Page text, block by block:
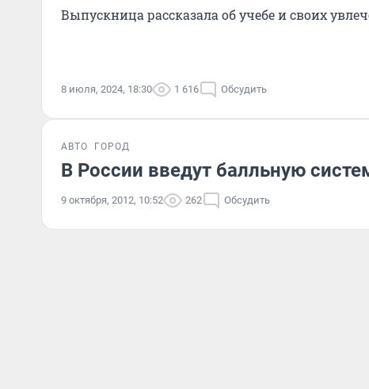
Выпускница рассказала об учебе и своих
8 июля, 2024, 18:30 1 616 Обсудить
АВТО ГОРОД
В России введут балльную
9 октября, 2012, 10:52 262 Обсудить